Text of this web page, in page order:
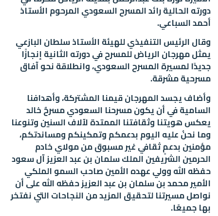
دورته الحالية رائد المسرح السعودي المرحوم الأستاذ
أحمد السباعي.
وقال الرئيس التنفيذي للهيئة الأستاذ سلطان البازعي
يمثل مهرجان الرياض للمسرح في دورته الثانية إنجازًا
جديدًا لمسيرة المسرح السعودي، وانطلاقة نحو آفاق
مسرحية مشرقة.
وأضاف يجسد المهرجان قيمنا المشتركة، وأهدافنا
السامية في أن يكون مسرحنا السعودي مسرحٌ خالد
يعكس هويتنا وثقافتنا الممتدة لآلاف السنين وتنوعنا
وما نحنُ عليه اليوم بدعمكم وتمكينكم ومساندتكم،
مؤمنين بدعمٍ ثقافي غير مسبوق من مولاي خادم
الحرمين الشريفين الملك سلمان بن عبد العزيز آل سعود
حفظه الله وولي عهده الأمين صاحب السمو الملكي
الأمير محمد بن سلمان بن عبد العزيز حفظه الله على أن
نواصل مسيرتنا لتحقيق المزيد من النجاحات التي نفتخر
بها جميعًا.